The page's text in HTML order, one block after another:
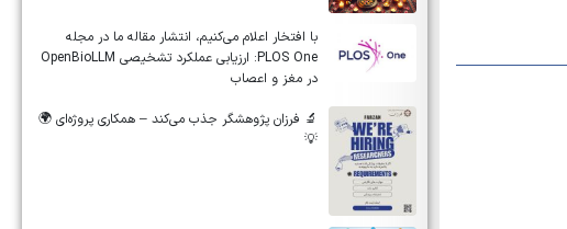
‏‏‏با افتخار اعلام می‌کنیم، انتشار مقاله ما در مجله
‎PLOS One‎: ارزیابی عملکرد تشخیصی ‎OpenBioLLM‎
در مغز و اعصاب
🔬 فرزان پژوهشگر جذب می‌کند – همکاری پروژه‌ای 🌍
💡